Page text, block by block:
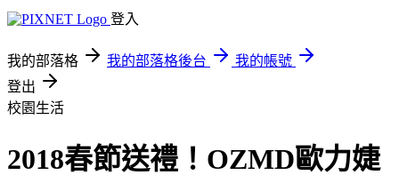
登入
我的部落格 我的部落格後台
我的帳號
登出
校園生活
2018春節送禮！OZMD歐力婕